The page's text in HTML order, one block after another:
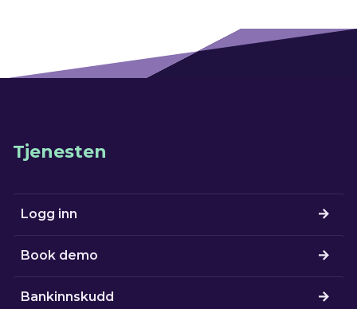
Tjenesten
Logg inn
Book demo
Bankinnskudd